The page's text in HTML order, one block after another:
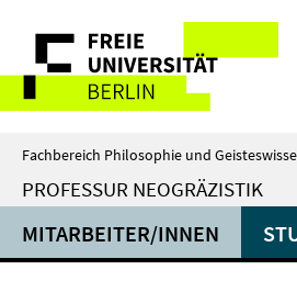
direkt
Inhalt
Service-
Navigation
Fachbereich Philosophie und
PROFESSUR NEOGRÄZISTIK
MITARBEITER/INNEN